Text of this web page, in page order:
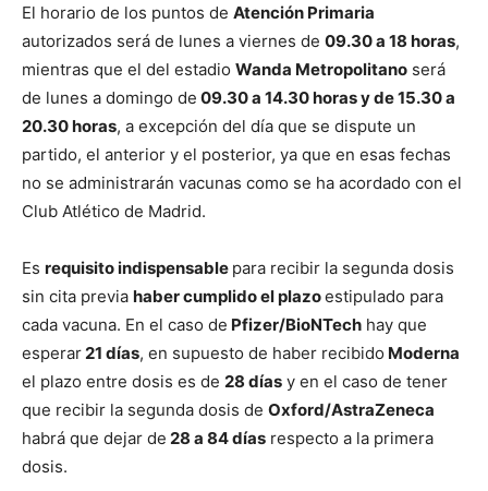
El horario de los puntos de Atención Primaria
autorizados será de lunes a viernes de 09.30 a 18 horas,
mientras que el del estadio Wanda Metropolitano será
de lunes a domingo de 09.30 a 14.30 horas y de 15.30 a
20.30 horas, a excepción del día que se dispute un
partido, el anterior y el posterior, ya que en esas fechas
no se administrarán vacunas como se ha acordado con el
Club Atlético de Madrid.
Es requisito indispensable para recibir la segunda dosis
sin cita previa haber cumplido el plazoestipulado para
cada vacuna. En el caso de Pfizer/BioNTech hay que
esperar 21 días, en supuesto de haber recibido Moderna
el plazo entre dosis es de 28 días y en el caso de tener
que recibir la segunda dosis de Oxford/AstraZeneca
habrá que dejar de 28 a 84 días respecto a la primera
dosis.